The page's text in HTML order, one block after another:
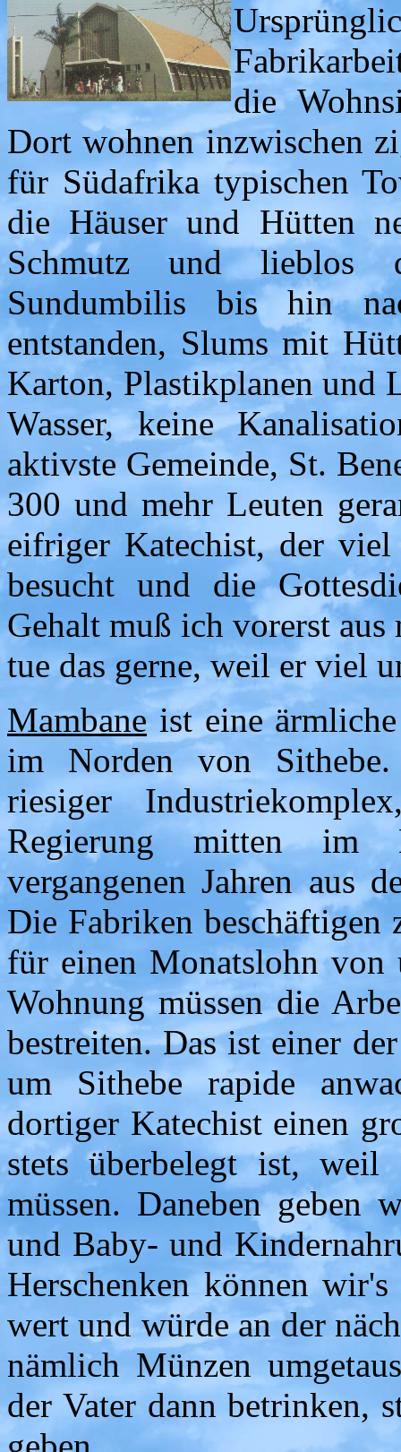
die
Dort wohnen inzwischen
für Südafrika typischen
die Häuser und Hütten
Schmutz und lieblos
Sundumbilis bis hin
entstanden, Slums mit
Karton, Plastikplanen und
Wasser, keine
aktivste Gemeinde, St.
300 und mehr Leuten
eifriger Katechist, der
besucht und die
Gehalt muß ich vorerst aus
tue das gerne, weil er viel
Mambaneist eine
im Norden von
riesiger
Regierung mitten im
vergangenen Jahren aus
Die Fabriken beschäftigen
für einen Monatslohn
Wohnung müssen die
bestreiten. Das ist einer
um Sithebe rapide
dortiger Katechist einen
stets überbelegt ist, weil
müssen. Daneben
und Baby- und
Herschenken können
wert und würde an der
nämlich Münzen
der Vater dann betrinken,